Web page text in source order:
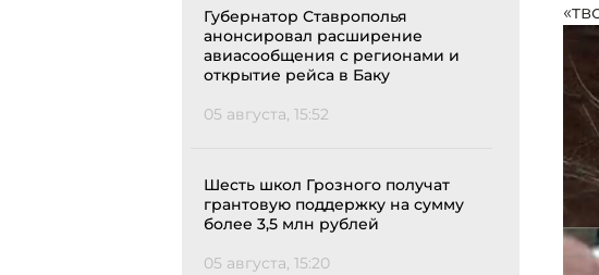
Губернатор Ставрополья
анонсировал расширение
авиасообщения с регионами и
открытие рейса в Баку
05 августа, 15:52
Шесть школ Грозного получат
грантовую поддержку на сумму
более 3,5 млн рублей
05 августа, 15:20